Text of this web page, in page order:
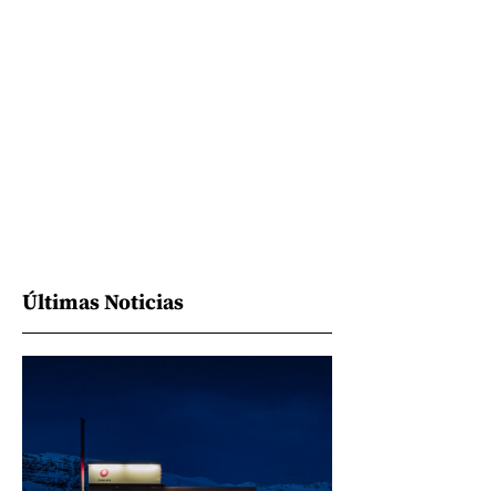
Últimas Noticias